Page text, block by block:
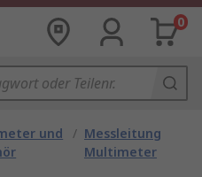
0
und
/ Messleitung
Multimeter